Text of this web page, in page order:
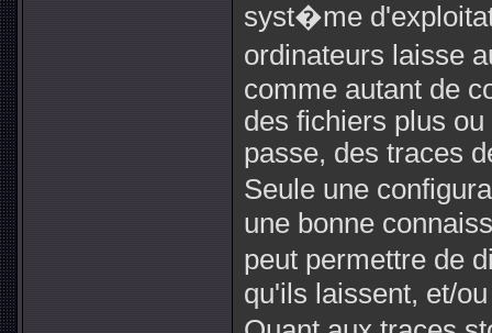
syst�me
ordinateurs laisse
comme autant de
des fichiers plus
passe, des traces
Seule une
une bonne
peut permettre de
qu'ils laissent, et/